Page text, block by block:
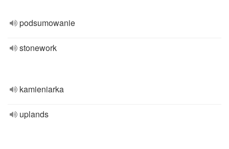
podsumowanie
stonework
kamieniarka
uplands